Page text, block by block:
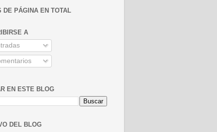
DE PÁGINA EN TOTAL
A
EN ESTE BLOG
DEL BLOG